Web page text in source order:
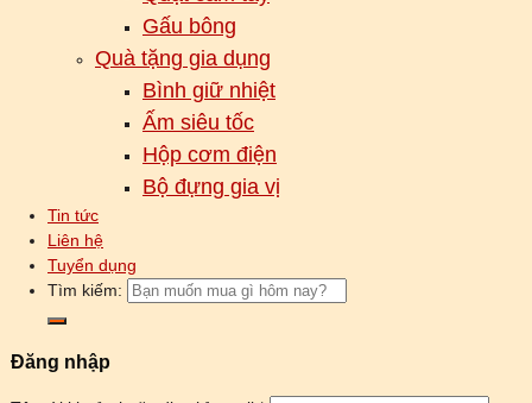
Gấu bông
Quà tặng gia dụng
Bình giữ nhiệt
Ấm siêu tốc
Hộp cơm điện
Bộ đựng gia vị
Tin tức
Liên hệ
Tuyển dụng
Tìm kiếm:
Đăng nhập